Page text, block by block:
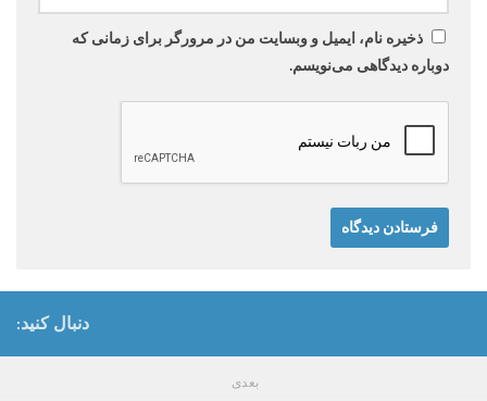
ذخیره نام، ایمیل و وبسایت من در مرورگر برای زمانی که
دوباره دیدگاهی می‌نویسم.
دنبال کنید:
بعدی